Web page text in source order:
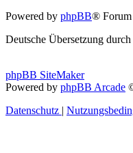
Powered by phpBB®
Deutsche Übersetzung durch
phpBB SiteMaker
Powered by phpBB Arcade
Datenschutz |